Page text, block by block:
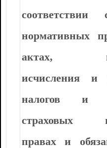
нормативных
актах,
исчисления и
налогов и
страховых
правах и